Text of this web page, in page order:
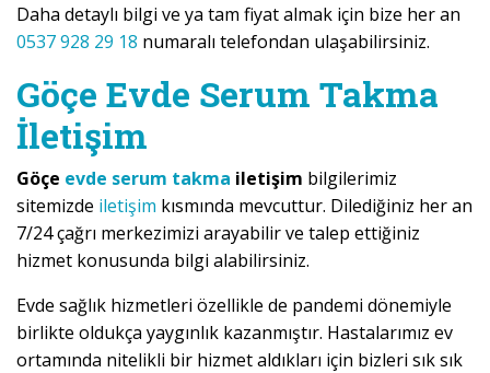
Daha detaylı bilgi ve ya tam fiyat almak için bize her an
0537 928 29 18 numaralı telefondan ulaşabilirsiniz.
Göçe Evde Serum Takma
İletişim
Göçe evde serum takma iletişim bilgilerimiz
sitemizde iletişim kısmında mevcuttur. Dilediğiniz her an
7/24 çağrı merkezimizi arayabilir ve talep ettiğiniz
hizmet konusunda bilgi alabilirsiniz.
Evde sağlık hizmetleri özellikle de pandemi dönemiyle
birlikte oldukça yaygınlık kazanmıştır. Hastalarımız ev
ortamında nitelikli bir hizmet aldıkları için bizleri sık sık